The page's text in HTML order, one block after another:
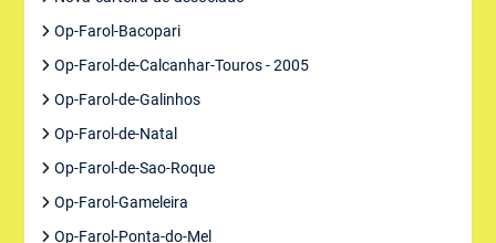
Op-Farol-Bacopari
Op-Farol-de-Calcanhar-Touros - 2005
Op-Farol-de-Galinhos
Op-Farol-de-Natal
Op-Farol-de-Sao-Roque
Op-Farol-Gameleira
Op-Farol-Ponta-do-Mel